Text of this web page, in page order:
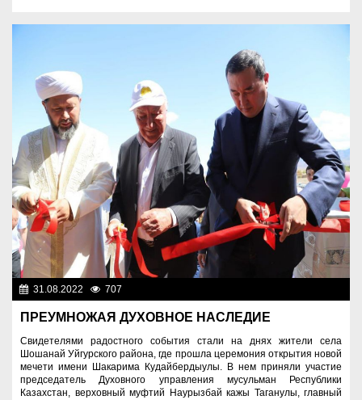
31.08.2022 707
ПРЕУМНОЖАЯ ДУХОВНОЕ НАСЛЕДИЕ
Свидетелями радостного события стали на днях жители села
Шошанай Уйгурского района, где прошла церемония открытия новой
мечети имени Шакарима Кудайбердыулы. В нем приняли участие
председатель Духовного управления мусульман Республики
Казахстан, верховный муфтий Наурызбай кажы Таганулы, главный